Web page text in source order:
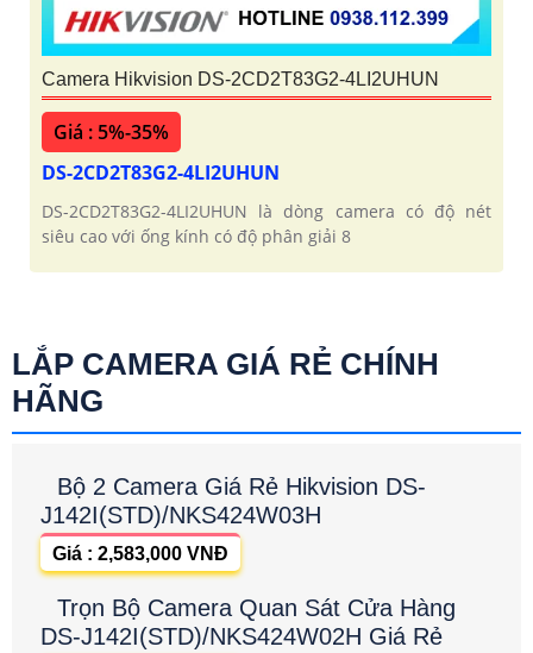
Camera Hikvision DS-2CD2T83G2-4LI2UHUN
Giá : 5%-35%
DS-2CD2T83G2-4LI2UHUN
DS-2CD2T83G2-4LI2UHUN là dòng camera có độ nét
siêu cao với ống kính có độ phân giải 8
LẮP CAMERA GIÁ RẺ CHÍNH
HÃNG
Bộ 2 Camera Giá Rẻ Hikvision DS-
J142I(STD)/NKS424W03H
Giá : 2,583,000 VNĐ
Trọn Bộ Camera Quan Sát Cửa Hàng
DS-J142I(STD)/NKS424W02H Giá Rẻ